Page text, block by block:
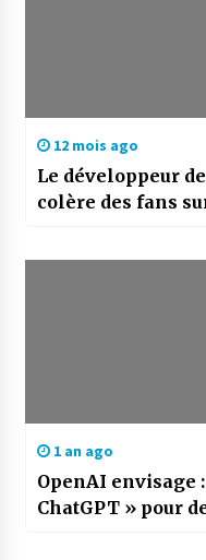
12 mois ago
Le développeur
colère des fans
1 an ago
OpenAI envisage
ChatGPT » pour